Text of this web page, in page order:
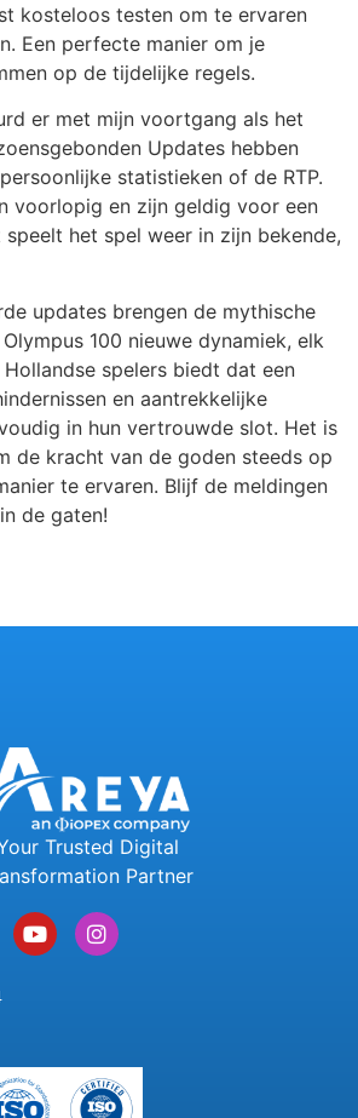
kosteloos testen om te ervaren
Een perfecte manier om je
op de tijdelijke regels.
er met mijn voortgang als het
Updates hebben
statistieken of de RTP.
voorlopig en zijn geldig voor een
speelt het spel weer in zijn bekende,
updates brengen de mythische
100 nieuwe dynamiek, elk
spelers biedt dat een
en aantrekkelijke
in hun vertrouwde slot. Het is
de kracht van de goden steeds op
te ervaren. Blijf de meldingen
de gaten!
Trusted Digital
Partner